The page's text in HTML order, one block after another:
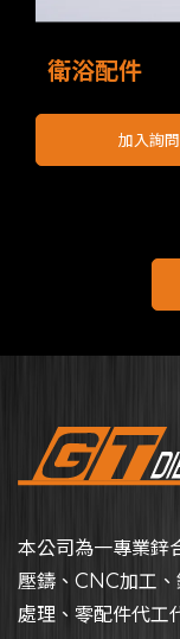
衛浴配件
加入詢問
本公司為一專業鋅
壓鑄、CNC加工
處理、零配件代工